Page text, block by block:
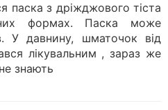
паска з дріжджового тіста
формах. Паска може
У давнину, шматочок від
лікувальним , зараз же
знають